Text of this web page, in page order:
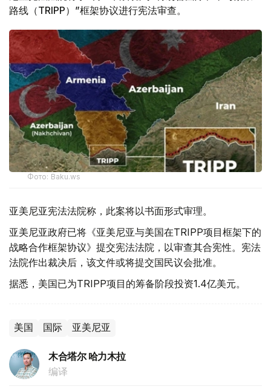
路线（TRIPP）”框架协议进行宪法审查。
Фото: Baku.ws
亚美尼亚宪法法院称，此案将以书面形式审理。
亚美尼亚政府已将《亚美尼亚与美国在TRIPP项目框架下的
战略合作框架协议》提交宪法法院，以审查其合宪性。宪法
法院作出裁决后，该文件或将提交国民议会批准。
据悉，美国已为TRIPP项目的筹备阶段投资1.4亿美元。
美国 国际 亚美尼亚
木合塔尔 哈力木拉
编译